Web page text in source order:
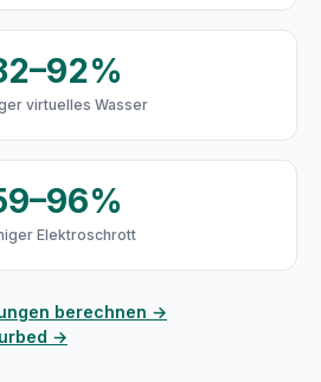
virtuelles Wasser
Elektroschrott
berechnen →
→